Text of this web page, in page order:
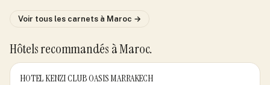
Voir tous les carnets à Maroc →
Hôtels recommandés à Maroc.
HOTEL KENZI CLUB OASIS MARRAKECH